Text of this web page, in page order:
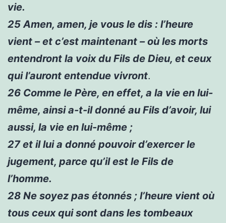
vie.
25 Amen, amen, je vous le dis : l’heure
vient – et c’est maintenant – où les morts
entendront la voix du Fils de Dieu, et ceux
qui l’auront entendue vivront.
26 Comme le Père, en effet, a la vie en lui-
même, ainsi a-t-il donné au Fils d’avoir, lui
aussi, la vie en lui-même ;
27et il lui a donné pouvoir d’exercer le
jugement, parce qu’il est le Fils de
l’homme.
28 Ne soyez pas étonnés ; l’heure vient où
tous ceux qui sont dans les tombeaux